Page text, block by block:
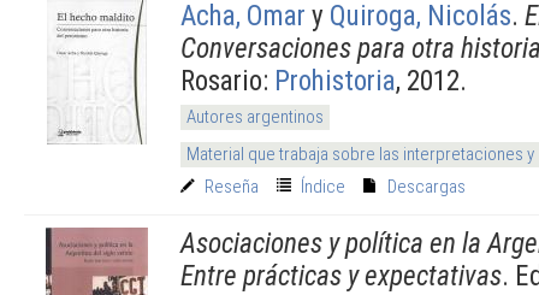
Acha, Omar y Quiroga, Nicolás.
Conversaciones para otra
Rosario: Prohistoria, 2012.
Autores argentinos
Material que trabaja sobre las interpretaciones
Reseña
Índice Descargas
Asociaciones y política en la
Entre prácticas y expectativas.